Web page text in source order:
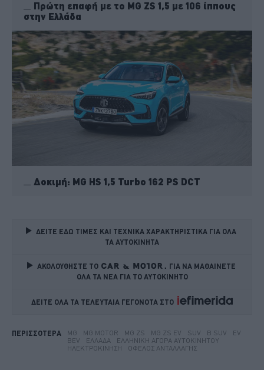
Πρώτη επαφή με το MG ZS 1,5 με 106 ίππους
στην Ελλάδα
Δοκιμή: MG HS 1,5 Turbo 162 PS DCT
ΔΕΙΤΕ ΕΔΩ ΤΙΜΕΣ ΚΑΙ ΤΕΧΝΙΚΑ ΧΑΡΑΚΤΗΡΙΣΤΙΚΑ ΓΙΑ ΟΛΑ
ΤΑ ΑΥΤΟΚΙΝΗΤΑ
ΑΚΟΛΟΥΘΗΣΤΕ ΤΟ
ΓΙΑ ΝΑ ΜΑΘΑΙΝΕΤΕ
ΟΛΑ ΤΑ ΝΕΑ ΓΙΑ ΤΟ ΑΥΤΟΚΙΝΗΤΟ
ΔΕΙΤΕ ΟΛΑ ΤΑ ΤΕΛΕΥΤΑΙΑ ΓΕΓΟΝΟΤΑ ΣΤΟ
ΠΕΡΙΣΣΟΤΕΡΑ MG MG MOTOR MG ZS MG ZS EV SUV B SUV
EV
BEV
ΕΛΛΆΔΑ
ΕΛΛΗΝΙΚΉ ΑΓΟΡΆ ΑΥΤΟΚΙΝΉΤΟΥ
ΗΛΕΚΤΡΟΚΊΝΗΣΗ
ΌΦΕΛΟΣ ΑΝΤΑΛΛΑΓΉΣ